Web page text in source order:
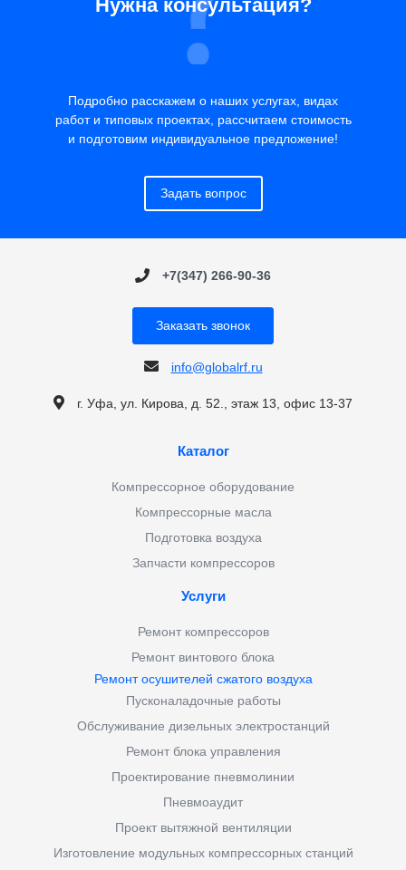
Нужна консультация?
Подробно расскажем о наших услугах, видах
работ и типовых проектах, рассчитаем стоимость
и подготовим индивидуальное предложение!
Задать вопрос
+7(347) 266-90-36
Заказать звонок
info@globalrf.ru
г. Уфа, ул. Кирова, д. 52., этаж 13, офис 13-37
Каталог
Компрессорное оборудование
Компрессорные масла
Подготовка воздуха
Запчасти компрессоров
Услуги
Ремонт компрессоров
Ремонт винтового блока
Ремонт осушителей сжатого воздуха
Пусконаладочные работы
Обслуживание дизельных электростанций
Ремонт блока управления
Проектирование пневмолинии
Пневмоаудит
Проект вытяжной вентиляции
Изготовление модульных компрессорных станций